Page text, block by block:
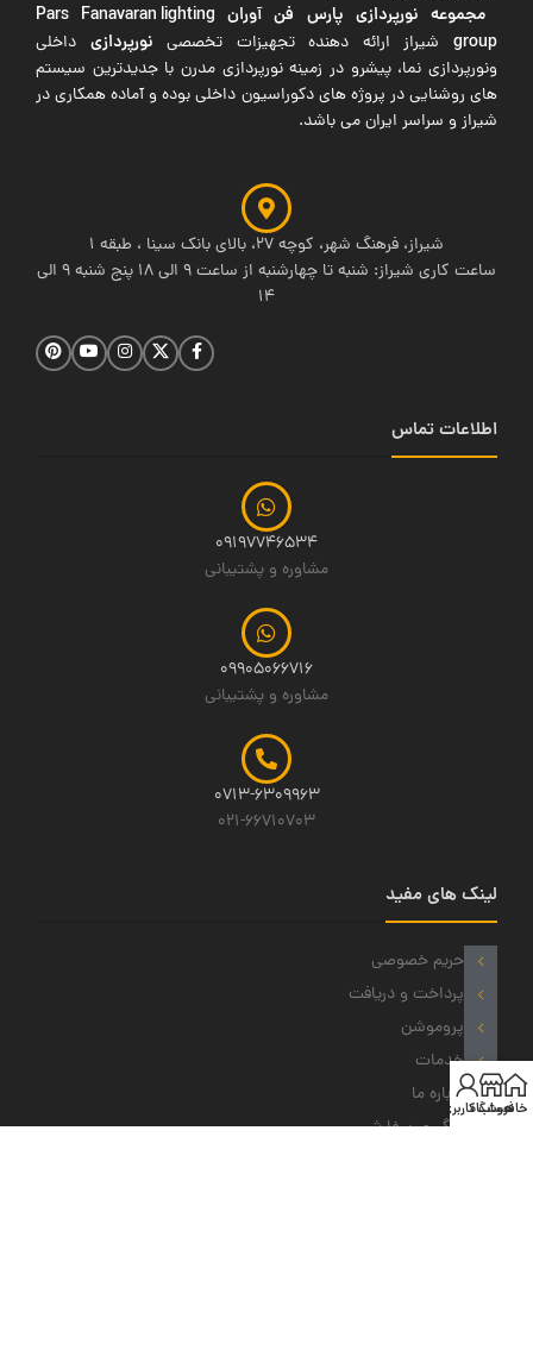
مجموعه نورپردازی پارس فن آوران Pars Fanavaran lighting
groupشیراز ارائه دهنده تجهیزات تخصصی نورپردازی داخلی
ونورپردازی نما، پیشرو در زمینه نورپردازی مدرن با جدیدترین سیستم
های روشنایی در پروژه های دکوراسیون داخلی بوده و آماده همکاری در
شیراز و سراسر ایران می باشد.
شیراز، فرهنگ شهر، کوچه 27، بالای بانک سینا ، طبقه 1
ساعت کاری شیراز: شنبه تا چهارشنبه از ساعت 9 الی 18 پنج شنبه 9 الی
14
اطلاعات تماس
09197746534
مشاوره و پشتیبانی
09905066716
مشاوره و پشتیبانی
0713-6309963
021-66710703
لینک های مفید
حریم خصوصی
پرداخت و دریافت
پروموشن
خدمات
درباره ما
پیگیری سفارش
خانهفروشگاه
حساب کاربری من